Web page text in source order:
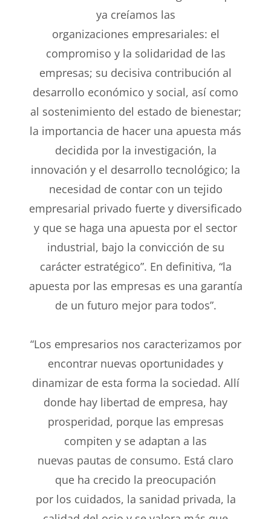
ya creíamos las
organizaciones empresariales: el
compromiso y la solidaridad de las
empresas; su decisiva contribución al
desarrollo económico y social, así como
al sostenimiento del estado de bienestar;
la importancia de hacer una apuesta más
decidida por la investigación, la
innovación y el desarrollo tecnológico; la
necesidad de contar con un tejido
empresarial privado fuerte y diversificado
y que se haga una apuesta por el sector
industrial, bajo la convicción de su
carácter estratégico”. En definitiva, “la
apuesta por las empresas es una garantía
de un futuro mejor para todos”.
“Los empresarios nos caracterizamos por
encontrar nuevas oportunidades y
dinamizar de esta forma la sociedad. Allí
donde hay libertad de empresa, hay
prosperidad, porque las empresas
compiten y se adaptan a las
nuevas pautas de consumo. Está claro
que ha crecido la preocupación
por los cuidados, la sanidad privada, la